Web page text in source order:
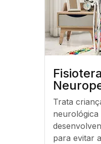
Trata
neurológica
para evitar